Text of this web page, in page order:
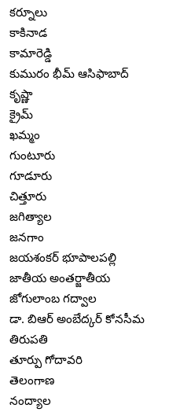
కర్నూలు
కాకినాడ
కామారెడ్డి
కుమురం భీమ్ ఆసిఫాబాద్
కృష్ణా
క్రైమ్
ఖమ్మం
గుంటూరు
గూడూరు
చిత్తూరు
జగిత్యాల
జనగాం
జయశంకర్ భూపాలపల్లి
జాతీయ అంతర్జాతీయ
జోగులాంబ గద్వాల
డా. బిఆర్ అంబేద్కర్ కోనసీమ
తిరుపతి
తూర్పు గోదావరి
తెలంగాణ
నంద్యాల